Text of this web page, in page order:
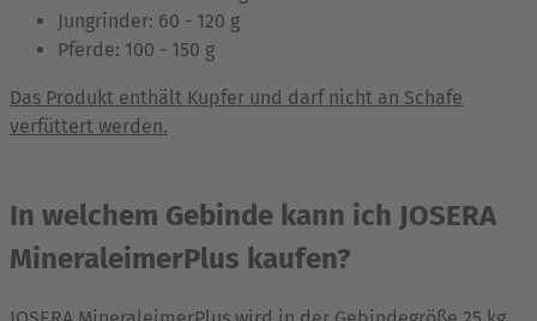
Jungrinder: 60 - 120 g
Pferde: 100 - 150 g
Das Produkt enthält Kupfer und darf nicht an Schafe
verfüttert werden.
In welchem Gebinde kann ich JOSERA
MineraleimerPlus kaufen?